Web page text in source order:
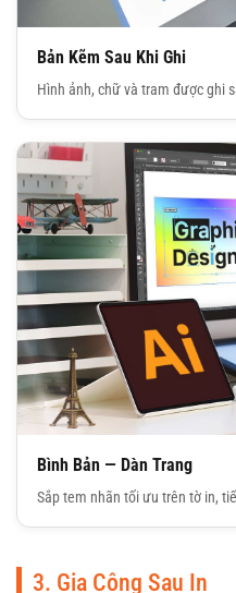
Bản Kẽm Sau Khi Ghi
Hình ảnh, chữ và tram được ghi
Bình Bản — Dàn Trang
Sắp tem nhãn tối ưu trên tờ in,
3. Gia Công Sau In